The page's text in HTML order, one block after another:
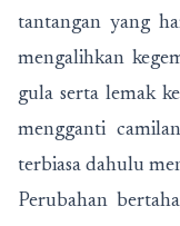
tantangan yang
mengalihkan
gula serta lemak
mengganti
terbiasa dahulu
Perubahan